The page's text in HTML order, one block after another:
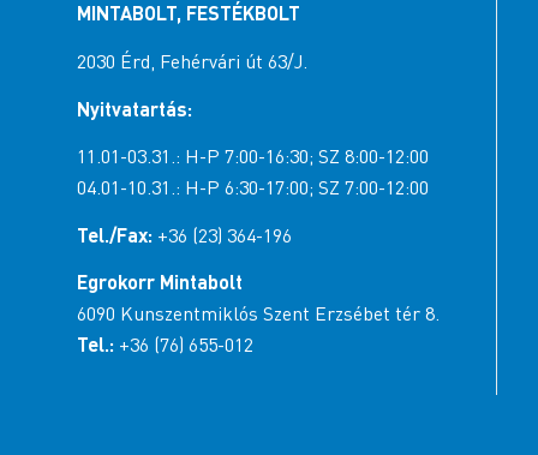
MINTABOLT, FESTÉKBOLT
2030 Érd, Fehérvári út 63/J.
Nyitvatartás:
11.01-03.31.: H-P 7:00-16:30; SZ 8:00-12:00
04.01-10.31.: H-P 6:30-17:00; SZ 7:00-12:00
Tel./Fax: +36 (23) 364-196
Egrokorr Mintabolt
6090 Kunszentmiklós Szent Erzsébet tér 8.
Tel.: +36 (76) 655-012